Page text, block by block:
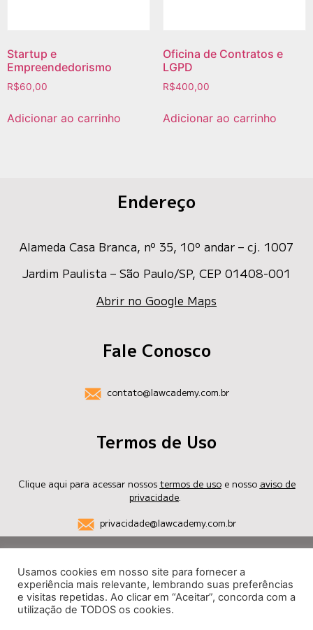
Startup e
Empreendedorismo
R$60,00
Adicionar ao carrinho
Oficina de Contratos e
LGPD
R$400,00
Adicionar ao carrinho
Endereço
Alameda Casa Branca, nº 35, 10º andar – cj. 1007
Jardim Paulista – São Paulo/SP, CEP 01408-001
Abrir no Google Maps
Fale Conosco
contato@lawcademy.com.br
Termos de Uso
Clique aqui para acessar nossos termos de usoe nosso aviso de
privacidade.
privacidade@lawcademy.com.br
2021 – Todos os direitos reservados
Produzido por:
Usamos cookies em nosso site para fornecer a
experiência mais relevante, lembrando suas preferências
e visitas repetidas. Ao clicar em “Aceitar”, concorda com a
utilização de TODOS os cookies.